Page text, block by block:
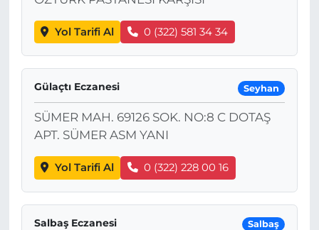
Yol Tarifi Al 0 (322) 581 34 34
Gülaçtı Eczanesi Seyhan
SÜMER MAH. 69126 SOK. NO:8 C DOTAŞ
APT. SÜMER ASM YANI
Yol Tarifi Al 0 (322) 228 00 16
Salbaş Eczanesi Salbaş